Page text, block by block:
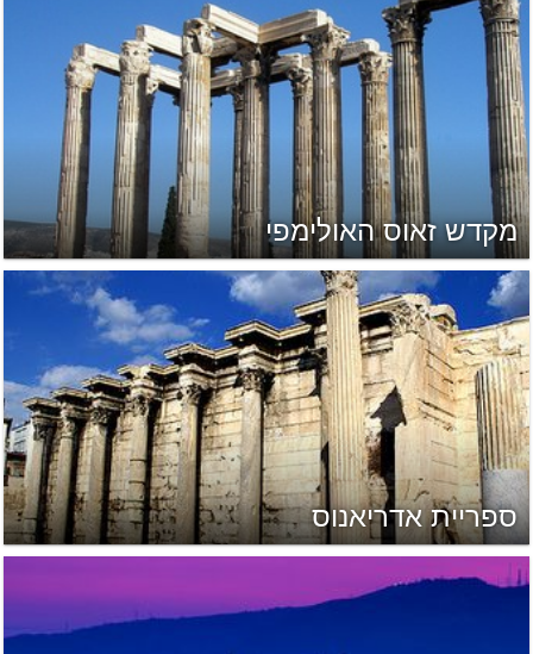
מקדש זאוס האולימפי
ספריית אדריאנוס